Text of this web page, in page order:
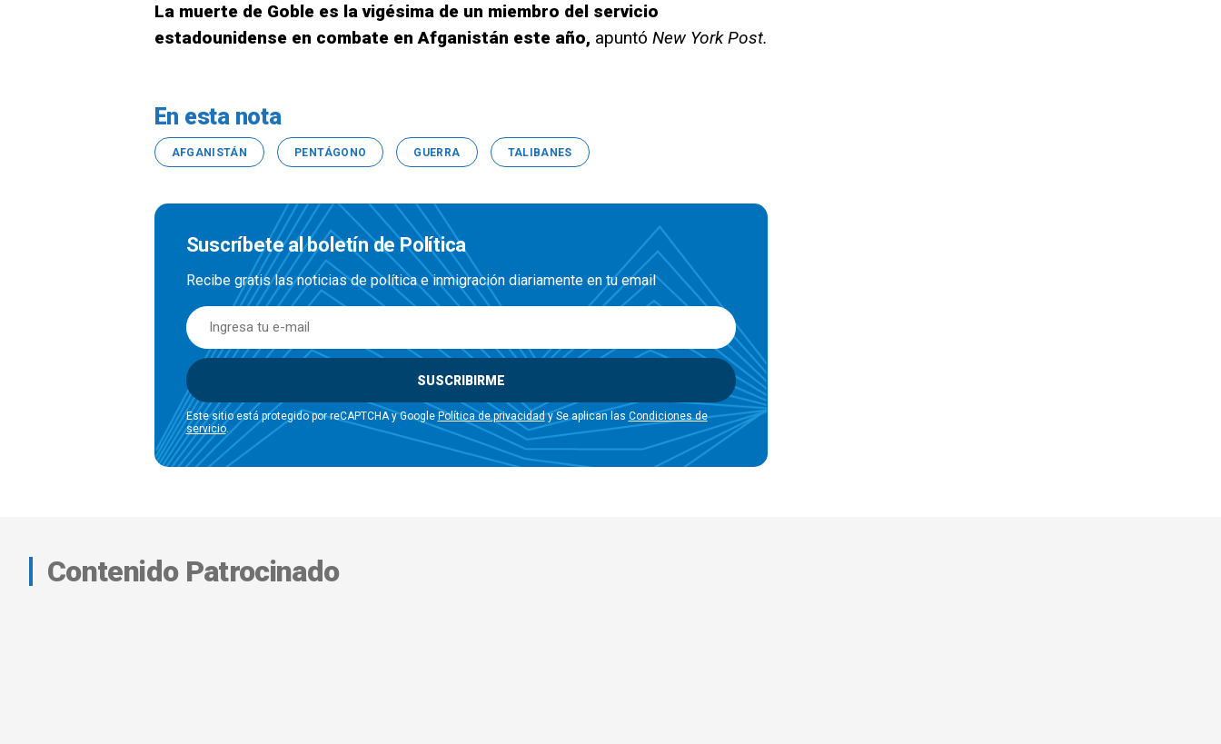
La muerte de Goble es la vigésima de un miembro del servicio
estadounidense en combate en Afganistán este año, apuntó New York Post.
En esta nota
AFGANISTÁN PENTÁGONO GUERRA TALIBANES
Suscríbete al boletín de Política
Recibe gratis las noticias de política e inmigración diariamente en tu email
SUSCRIBIRME
Este sitio está protegido por reCAPTCHA y Google Política de privacidady Se aplican las Condiciones de
servicio.
Contenido Patrocinado